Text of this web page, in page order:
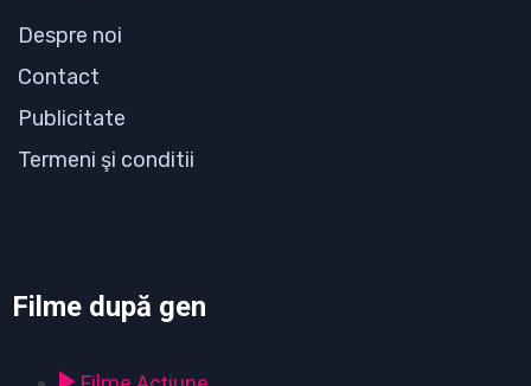
Despre noi
Contact
Publicitate
Termeni şi conditii
Filme după gen